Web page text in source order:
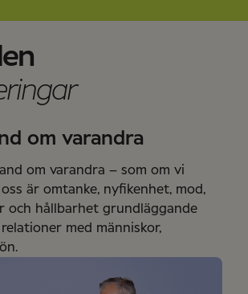
om varandra
om varandra – som om vi
är omtanke, nyfikenhet, mod,
och hållbarhet grundläggande
med människor,